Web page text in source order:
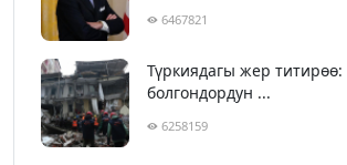
6467821
Түркиядагы жер титирөө:
болгондордун ...
6258159